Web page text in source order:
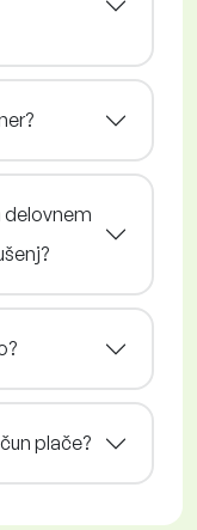
delovnem
plače?